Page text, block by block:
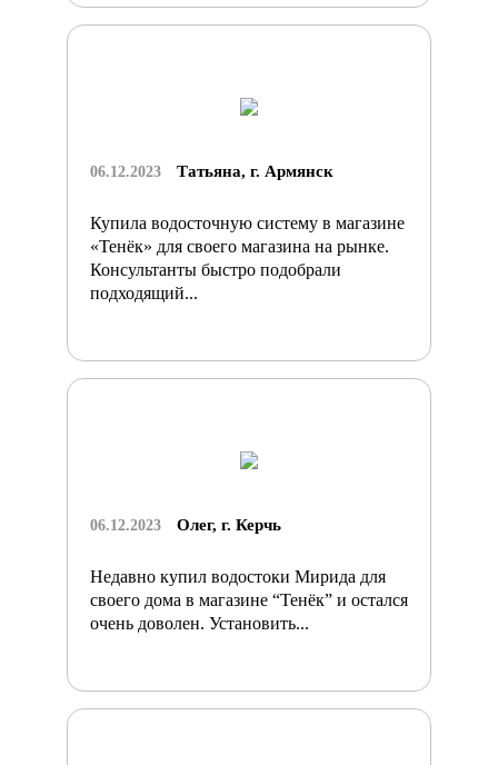
06.12.2023 Татьяна, г. Армянск
Купила водосточную систему в магазине
«Тенёк» для своего магазина на рынке.
Консультанты быстро подобрали
подходящий...
06.12.2023 Олег, г. Керчь
Недавно купил водостоки Мирида для
своего дома в магазине “Тенёк” и остался
очень доволен. Установить...